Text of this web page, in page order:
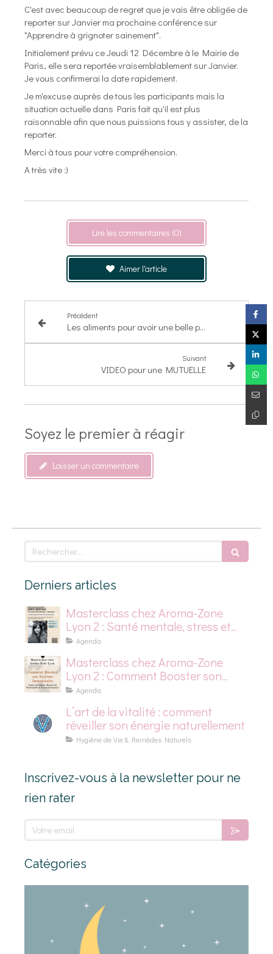
C'est avec beaucoup de regret que je vais être obligée de
reporter sur Janvier ma prochaine conférence sur
"Apprendre à grignoter sainement".
Initialement prévu ce Jeudi 12 Décembre à le Mairie de
Paris, elle sera reportée vraisemblablement sur Janvier.
Je vous confirmerai la date rapidement.
Je m'excuse auprès de tous les participants mais la
situation actuelle dans Paris fait qu'il est plus
raisonnable afin que nous puissions tous y assister, de la
reporter.
Merci à tous pour votre compréhension.
A très vite :)
Lire les commentaires (0)
Aimer l'article
Précédent
Les aliments pour avoir une belle peau
Suivant
VIDEO pour une MUTUELLE
Soyez le premier à réagir
Laisser un commentaire
Rechercher
Derniers articles
Masterclass chez Aroma-Zone
Lyon 2 : Santé mentale, stress et
dépression saisonnière
Agenda
Masterclass chez Aroma-Zone
Lyon 2 : Comment Booster son
Système Immunitaire
Agenda
L’art de la vitalité : comment
réveiller son énergie naturellement
Hygiène de Vie & Remèdes Naturels
Inscrivez-vous à la newsletter pour ne
rien rater
Votre email
Catégories